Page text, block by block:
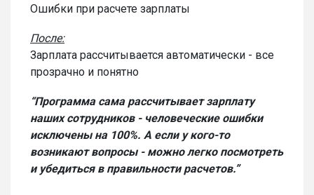
Ошибки при расчете зарплаты
После:
Зарплата рассчитывается автоматически - все
прозрачно и понятно
“Программа сама рассчитывает зарплату
наших сотрудников - человеческие ошибки
исключены на 100%. А если у кого-то
возникают вопросы - можно легко посмотреть
и убедиться в правильности расчетов.”